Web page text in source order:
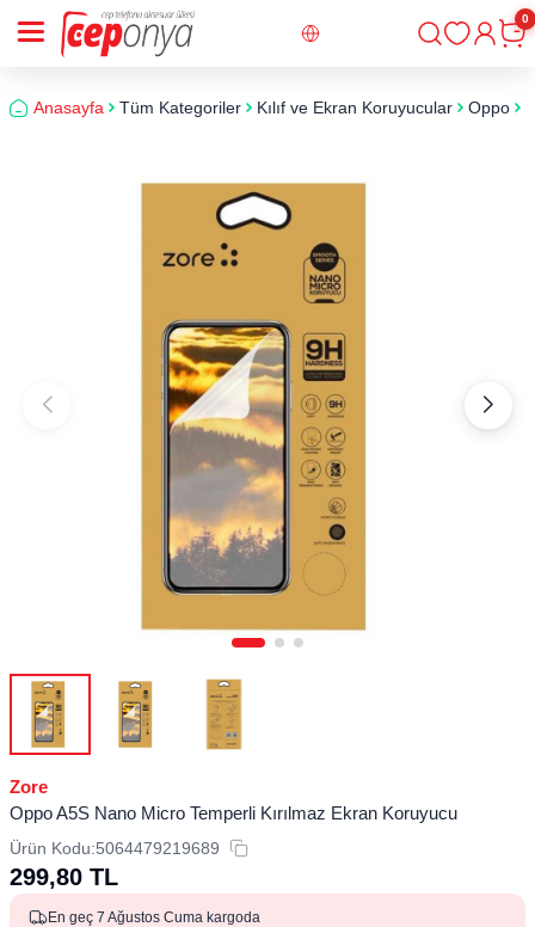
Giriş
0
Anasayfa Tüm Kategoriler Kılıf ve Ekran Koruyucular Oppo
Zore
Oppo A5S Nano Micro Temperli Kırılmaz Ekran Koruyucu
Ürün Kodu:5064479219689
299,80 TL
En geç 7 Ağustos Cuma kargoda